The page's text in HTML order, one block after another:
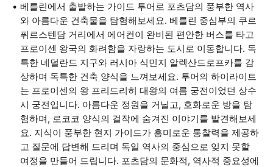
베를린에서 출발하는 가이드 투어로 포츠담의 풍부한 역사
와 아름다운 건축물을 탐험해보세요. 베를린 중심부의 쿠르
퓌르스텐담 거리에서 에어컨이 완비된 편안한 버스를 타고
프로이센 왕국의 화려함을 자랑하는 도시로 이동합니다. 독
특한 네덜란드 지구와 러시아 식민지 알렉산드로프카를 감
상하며 독특한 건축 양식을 느껴보세요. 투어의 하이라이트
는 프로이센의 왕 프리드리히 대왕의 여름 궁전이었던 상수
시 궁전입니다. 아름다운 정원을 거닐고, 호화로운 방을 탐
험하며, 로코코 양식의 걸작에 숨겨진 이야기를 발견해보세
요. 지식이 풍부한 현지 가이드가 흥미로운 통찰력을 제공하
고 질문에 답변해 드리며 독일 역사의 중심으로 잊지 못할
여정을 만들어 드립니다. 포츠담의 문화적, 역사적 중요성에